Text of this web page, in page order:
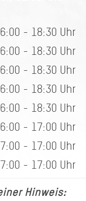
- 18:30 Uhr
- 18:30 Uhr
- 18:30 Uhr
- 18:30 Uhr
- 18:30 Uhr
- 17:00 Uhr
- 17:00 Uhr
- 17:00 Uhr
Hinweis: